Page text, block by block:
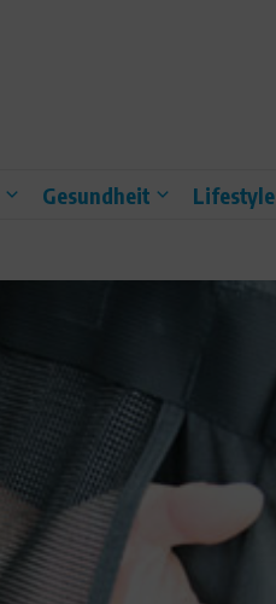
Gesundheit Lifestyle